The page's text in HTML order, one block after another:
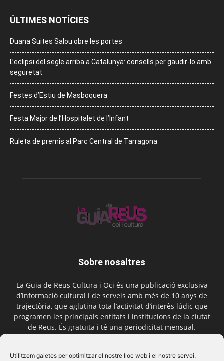
Utilitzem galetes per optimitzar el nostre lloc web i el nostre servei.
ÚLTIMES NOTÍCIES
Duana Suites Salou obre les portes
L’eclipsi del segle arriba a Catalunya: consells per gaudir-lo amb
seguretat
Festes d’Estiu de Masboquera
Festa Major de l’Hospitalet de l’Infant
Ruleta de premis al Parc Central de Tarragona
Sobre nosaltres
La Guia de Reus Cultura i Oci és una publicació exclusiva
d’informació cultural i de serveis amb més de 10 anys de
trajectòria, que aglutina tota l’activitat d’interès lúdic que
programen les principals entitats i institucions de la ciutat
de Reus. És gratuïta i té una periodicitat mensual.